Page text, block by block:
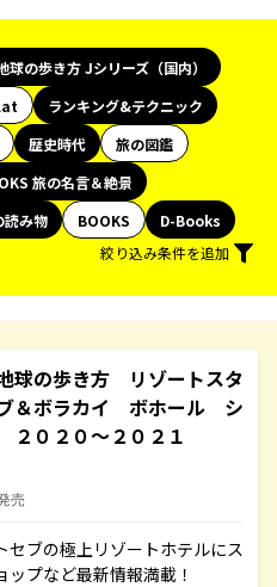
球の歩き方 Jシリーズ（国内）
ランキング&テクニック
歴史時代
旅の図鑑
旅の名言＆絶景
読み物 BOOKS
D-Books
絞り込み条件を追加
球の歩き方 リゾートスタ
＆ボラカイ ボホール シ
０２０～２０２１
売
セブの極上リゾートホテルにス
プなど最新情報満載！